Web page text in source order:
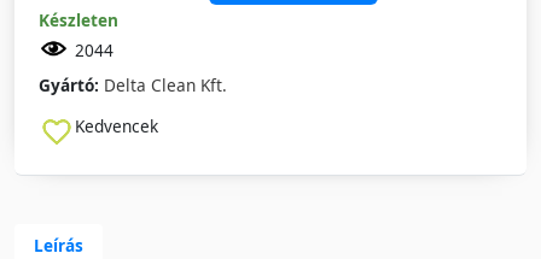
Készleten
2044
Gyártó: Delta Clean Kft.
Kedvencek
Leírás